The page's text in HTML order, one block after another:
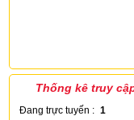
Thống kê truy
Đang trực tuyến : 1